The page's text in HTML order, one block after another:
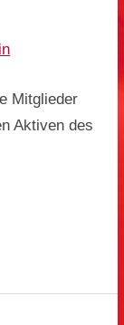
Mitglieder
Aktiven des